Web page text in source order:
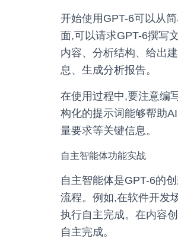
开始使用GPT-6可以从
面,可以请求GPT-6撰写
内容、分析结构、给出
息、生成分析报告。
在使用过程中,要注意编
构化的提示词能够帮助
量要求等关键信息。
自主智能体功能实战
自主智能体是GPT-6的
流程。例如,在软件开发
执行自主完成。在内容
自主完成。